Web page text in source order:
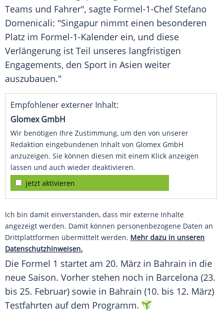
Teams und Fahrer", sagte Formel-1-Chef Stefano
Domenicali: "Singapur nimmt einen besonderen
Platz im Formel-1-Kalender ein, und diese
Verlängerung ist Teil unseres langfristigen
Engagements, den Sport in Asien weiter
auszubauen."
Empfohlener externer Inhalt:
Glomex GmbH
Wir benötigen Ihre Zustimmung, um den von unserer
Redaktion eingebundenen Inhalt von Glomex GmbH
anzuzeigen. Sie können diesen mit einem Klick anzeigen
lassen und auch wieder deaktivieren.
jetzt aktivieren
Ich bin damit einverstanden, dass mir externe Inhalte
angezeigt werden. Damit können personenbezogene Daten an
Drittplattformen übermittelt werden. Mehr dazu in unseren
Datenschutzhinweisen.
Die Formel 1 startet am 20. März in Bahrain in die
neue Saison. Vorher stehen noch in Barcelona (23.
bis 25. Februar) sowie in Bahrain (10. bis 12. März)
Testfahrten auf dem Programm.